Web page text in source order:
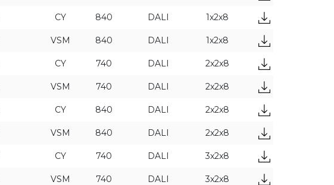
ПРИМЕНИТЬ ФИЛЬТРЫ
CY 840 DALI 1x2x8
VSM 840 DALI 1x2x8
CY 740 DALI 2x2x8
VSM 740 DALI 2x2x8
CY 840 DALI 2x2x8
VSM 840 DALI 2x2x8
CY 740 DALI 3x2x8
VSM 740 DALI 3x2x8